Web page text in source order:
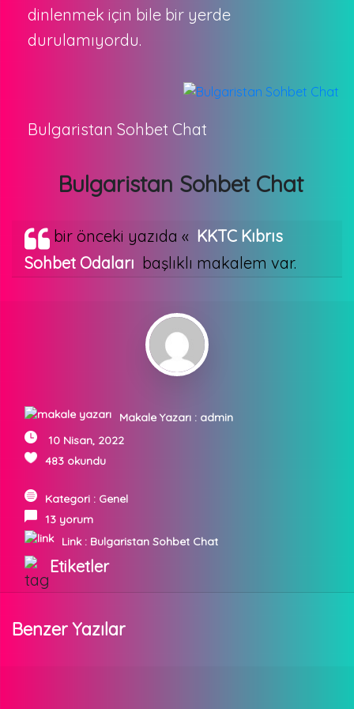
dinlenmek için bile bir yerde
durulamıyordu.
Bulgaristan Sohbet Chat
Bulgaristan Sohbet Chat
bir önceki yazıda « KKTC Kıbrıs
Sohbet Odaları başlıklı makalem var.
Makale Yazarı : admin
10 Nisan, 2022
483 okundu
Kategori : Genel
13 yorum
Link : Bulgaristan Sohbet Chat
Etiketler
Benzer Yazılar